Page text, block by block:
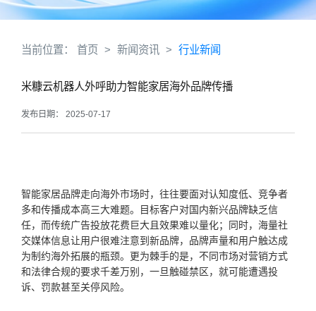
当前位置： 首页 > 新闻资讯 > 行业新闻
米糠云机器人外呼助力智能家居海外品牌传播​
发布日期： 2025-07-17
智能家居品牌走向海外市场时，往往要面对认知度低、竞争者
多和传播成本高三大难题。目标客户对国内新兴品牌缺乏信
任，而传统广告投放花费巨大且效果难以量化；同时，海量社
交媒体信息让用户很难注意到新品牌，品牌声量和用户触达成
为制约海外拓展的瓶颈。更为棘手的是，不同市场对营销方式
和法律合规的要求千差万别，一旦触碰禁区，就可能遭遇投
诉、罚款甚至关停风险。